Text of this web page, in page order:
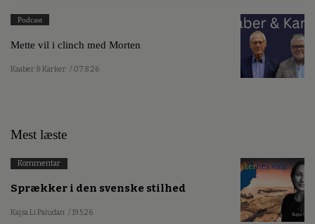
Podcast
Mette vil i clinch med Morten
Kaaber & Karker / 07.8.26
Mest læste
Kommentar
Sprækker i den svenske stilhed
Kajsa Li Paludan / 19.5.26